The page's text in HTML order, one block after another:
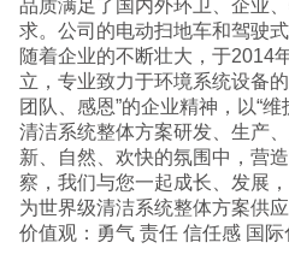
品质满足了国内外环卫、企业
求。公司的电动扫地车和驾驶
随着企业的不断壮大，于2014
立，专业致力于环境系统设
团队、感恩”的企业精神，以“
清洁系统整体方案研发、生
新、自然、欢快的氛围中，营
察，我们与您一起成长、发展，为人
为世界级清洁系统整体方案供应商 企业使命：维护清新自然，共享美丽世界 企